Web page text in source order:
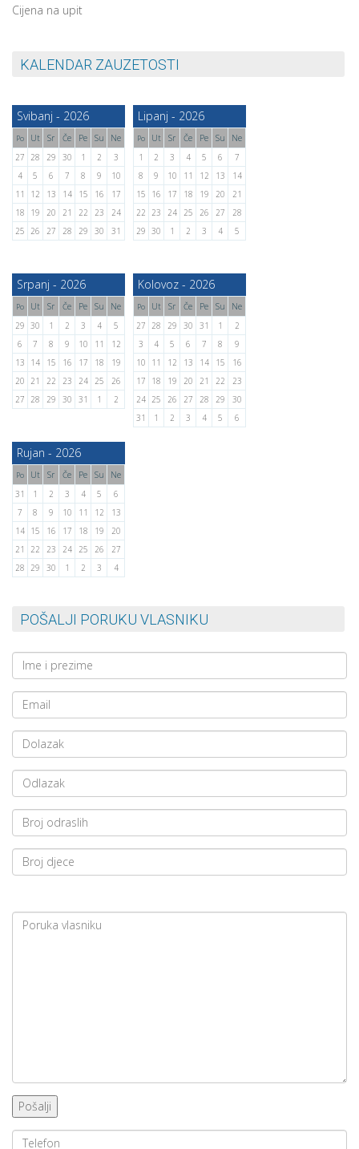
Cijena na upit
KALENDAR ZAUZETOSTI
Svibanj - 2026
Po Ut Sr Če Pe Su
Ne
27
28 29 30 1 2
3
4
5 6 7 8 9
10
11
12 13 14 15 16
17
18
19 20 21 22 23
24
25
26 27 28 29 30 31
Lipanj - 2026
Po Ut Sr Če Pe Su
Ne
1
2 3 4 5 6
7
8
9 10 11 12 13
14
15
16 17 18 19 20
21
22
23 24 25 26 27
28
29 30 1 2 3 4 5
Srpanj - 2026
Po Ut Sr Če Pe Su
Ne
29 30 1 2 3 4
5
6
7 8 9 10 11
12
13
14 15 16 17 18
19
20
21 22 23 24 25
26
27
28 29 30 31 1 2
Kolovoz - 2026
Po Ut Sr Če Pe Su
Ne
27
28 29 30 31 1
2
3
4 5 6 7 8
9
10
11 12 13 14 15
16
17
18 19 20 21 22
23
24 25 26 27 28 29
30
31
1 2 3 4 5 6
Rujan - 2026
Po Ut Sr Če Pe Su
Ne
31
1 2 3 4 5
6
7
8 9 10 11 12
13
14 15 16 17 18 19
20
21
22 23 24 25 26
27
28
29 30 1 2 3 4
POŠALJI PORUKU VLASNIKU
Pošalji